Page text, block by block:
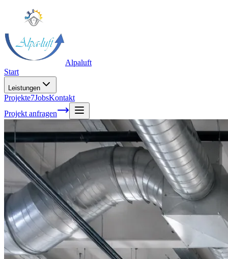
Alpaluft
Start
Leistungen
Projekte7JobsKontakt
Projekt anfragen